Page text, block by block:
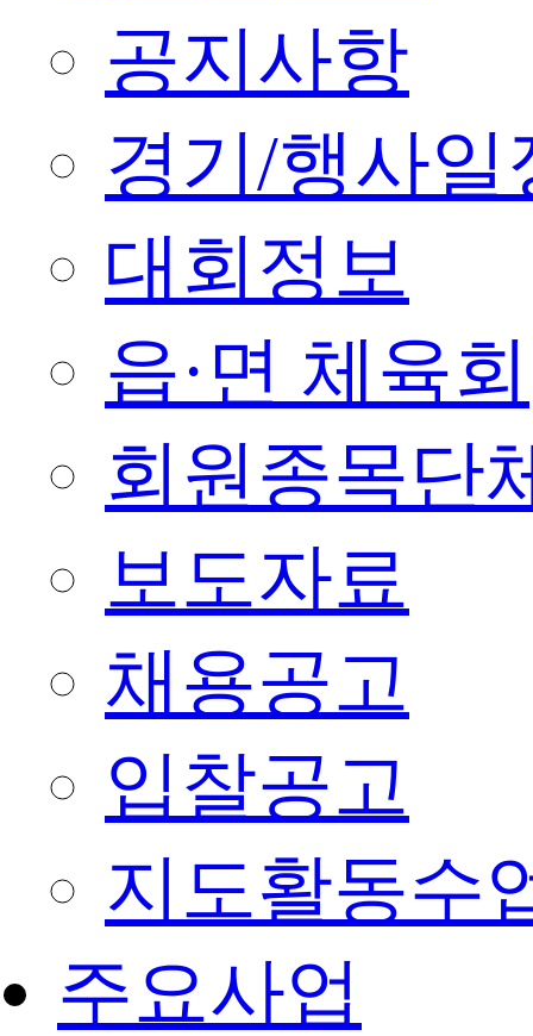
공지사항
경기/행사일
대회정보
읍·면 체육회
회원종목단
보도자료
채용공고
입찰공고
지도활동수
주요사업